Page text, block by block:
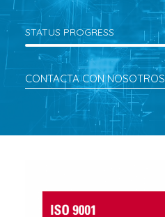
STATUS PROGRESS
CONTACTA CON NOSOTROS